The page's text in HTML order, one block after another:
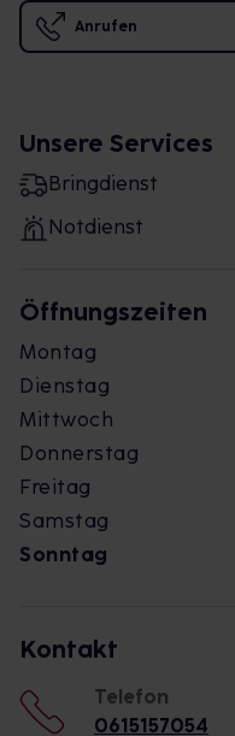
Anrufen
Unsere Services
Bringdienst
Notdienst
Öffnungszeiten
Montag
Dienstag
Mittwoch
Donnerstag
Freitag
Samstag
Sonntag
Kontakt
Telefon
0615157054